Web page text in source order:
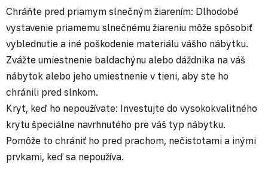
Chráňte pred priamym slnečným žiarením: Dlhodobé
vystavenie priamemu slnečnému žiareniu môže spôsobiť
vyblednutie a iné poškodenie materiálu vášho nábytku.
Zvážte umiestnenie baldachýnu alebo dáždnika na váš
nábytok alebo jeho umiestnenie v tieni, aby ste ho
chránili pred slnkom.
Kryt, keď ho nepoužívate: Investujte do vysokokvalitného
krytu špeciálne navrhnutého pre váš typ nábytku.
Pomôže to chrániť ho pred prachom, nečistotami a inými
prvkami, keď sa nepoužíva.